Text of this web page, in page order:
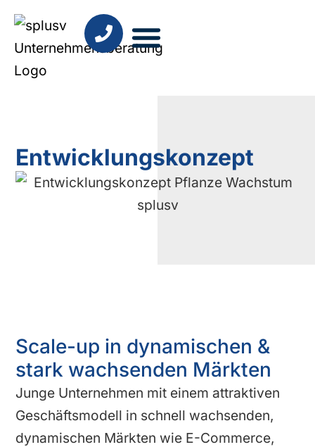
Entwicklungskonzept
Scale-up in dynamischen &
stark wachsenden Märkten
Junge Unternehmen mit einem attraktiven
Geschäftsmodell in schnell wachsenden,
dynamischen Märkten wie E-Commerce,